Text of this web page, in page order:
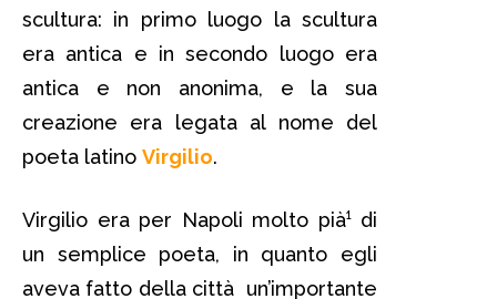
scultura: in primo luogo la scultura
era antica e in secondo luogo era
antica e non anonima, e la sua
creazione era legata al nome del
poeta latino Virgilio.
Virgilio era per Napoli molto pià¹ di
un semplice poeta, in quanto egli
aveva fatto della città un’importante